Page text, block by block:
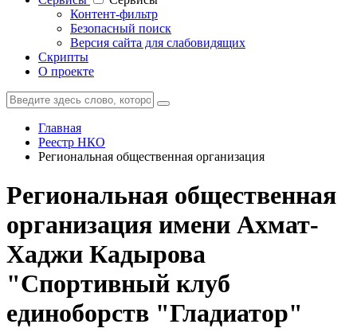
Контент-фильтр
Безопасный поиск
Версия сайта для слабовидящих
Скрипты
О проекте
Главная
Реестр НКО
Региональная общественная организация
Региональная общественная
организация имени Ахмат-
Хаджи Кадырова
"Спортивный клуб
единоборств "Гладиатор"